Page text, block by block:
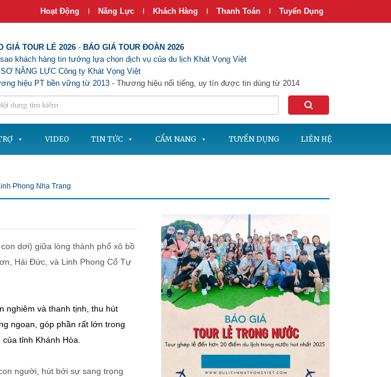
Hoạt Động | Năng Lực | Khách Hàng | Thanh Toán | Tuyển Dụng
GIÁ TOUR LẺ 2026 - BÁO GIÁ TOUR ĐOÀN 2026
khách hàng tin tưởng lựa chọn dịch vụ của du lịch Khát Vọng Việt
SƠ NĂNG LỰC Công ty Khát Vọng Việt
hiệu PT bền vững từ 2013 - Thương hiệu nổi tiếng, uy tín được tin dùng từ 2014
VIDEO TIN TỨC CẨM NANG TUYỂN DỤNG LIÊN HỆ
Phong Nha Trang
dơi) giữa lòng thành phố xô bồ
Hải Đức, và Linh Phong Cổ Tự
nghiêm và thanh tịnh, thu hút
ngoạn, góp phần rất lớn trong
tỉnh Khánh Hòa.
người, hút bới sự sang trọng